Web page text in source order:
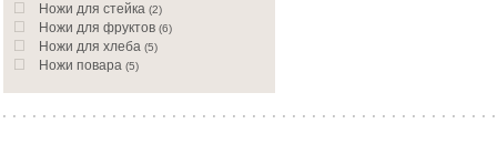
Ножи для стейка (2)
Ножи для фруктов (6)
Ножи для хлеба (5)
Ножи повара (5)